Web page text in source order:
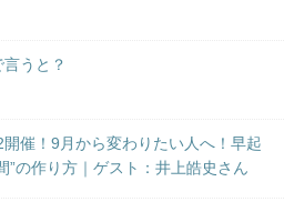
言うと？
開催！9月から変わりたい人へ！早起
”の作り方｜ゲスト：井上皓史さん